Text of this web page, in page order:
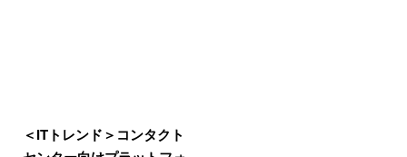
＜ITトレンド＞コンタクト